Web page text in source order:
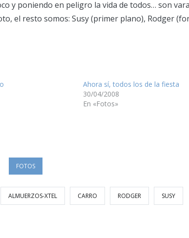
y poniendo en peligro la vida de todos… son
el resto somos: Susy (primer plano), Rodger
Ahora sí, todos los de la fiesta
30/04/2008
En «Fotos»
FOTOS
ALMUERZOS-XTEL CARRO RODGER SUSY